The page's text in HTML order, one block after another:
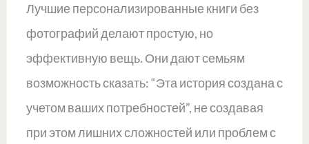
Лучшие персонализированные книги без
фотографий делают простую, но
эффективную вещь. Они дают семьям
возможность сказать: “Эта история создана с
учетом ваших потребностей”, не создавая
при этом лишних сложностей или проблем с